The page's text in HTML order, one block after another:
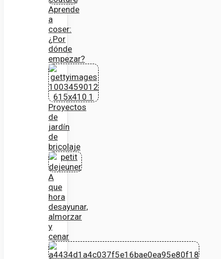
Aprende
a
coser:
¿Por
dónde
empezar?
Proyectos
de
jardín
de
bricolaje
A
que
hora
desayunar,
almorzar
y
cenar